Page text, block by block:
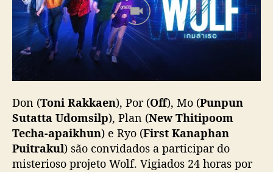
Don (Toni Rakkaen), Por (Off), Mo (Punpun
Sutatta Udomsilp), Plan (New Thitipoom
Techa-apaikhun) e Ryo (First Kanaphan
Puitrakul) são convidados a participar do
misterioso projeto Wolf. Vigiados 24 horas por